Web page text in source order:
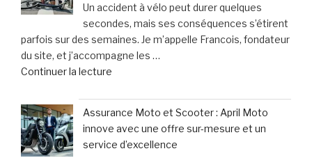
dommages
corporels »
bave
excessivement
et
titube
Un accident à vélo peut durer quelques
secondes, mais ses conséquences s’étirent
parfois sur des semaines. Je m’appelle Francois, fondateur
du site, et j’accompagne les …
Continuer la lecture
:
découvrez
les
erreurs
Assurance Moto et Scooter : April Moto
innove avec une offre sur-mesure et un
service d’excellence